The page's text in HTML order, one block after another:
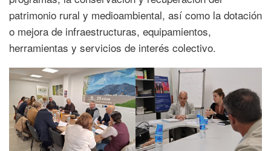
patrimonio rural y medioambiental, así como la dotación
o mejora de infraestructuras, equipamientos,
herramientas y servicios de interés colectivo.